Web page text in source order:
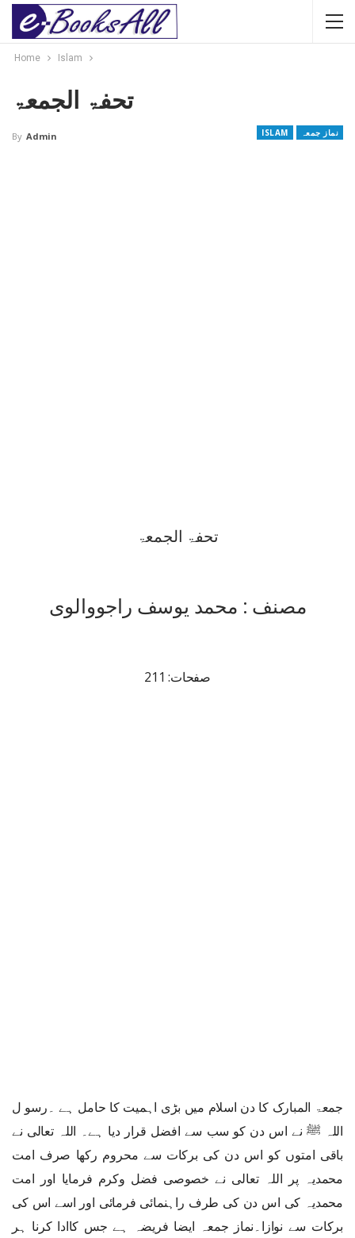
Home Islam
تحفۃ الجمعۃ
ISLAM نماز جمعہ By Admin
تحفۃ الجمعۃ
مصنف : محمد یوسف راجووالوی
صفحات: 211
جمعۃ المبارک کا دن اسلام میں بڑی اہمیت کا حامل ہے ۔رسو ل
اللہ ﷺ نے اس دن کو سب سے افضل قرار دیا ہے۔ اللہ تعالی نے
باقی امتوں کو اس دن کی برکات سے محروم رکھا صرف امت
محمدیہ پر اللہ تعالی نے خصوصی فضل وکرم فرمایا اور امت
محمدیہ کی اس دن کی طرف راہنمائی فرمائی اور اسے اس کی
برکات سے نوازا۔نماز جمعہ ایضا فریضہ ہے جس کاادا کرنا ہر